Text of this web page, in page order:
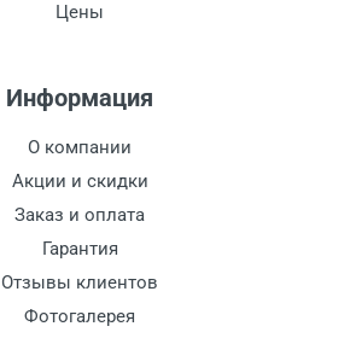
Цены
Информация
О компании
Акции и скидки
Заказ и оплата
Гарантия
Отзывы клиентов
Фотогалерея